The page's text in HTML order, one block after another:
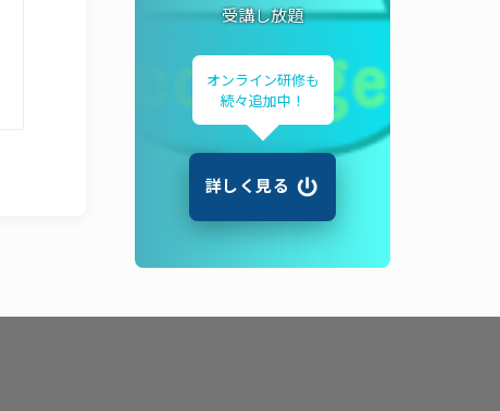
受講し放題
オンライン研修も
続々追加中！
詳しく見る